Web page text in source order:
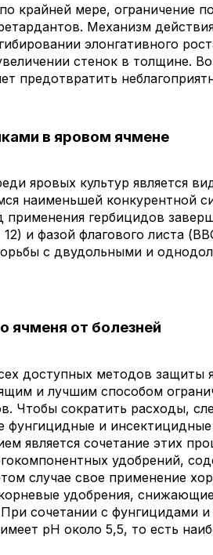
крайней мере, ограничение
Механизм
элонгативного
стенок в толщине.
предотвратить
в яровом ячмене
яровых культур является
наименьшей конкурентной
применения гербицидов
12) и фазой флагового листа
с двудольными и
ячменя от болезней
доступных методов защиты
и лучшим способом
Чтобы сократить расходы,
фунгицидные и
является сочетание этих
удобрений,
случае свое применение
удобрения,
сочетании с фунгицидами
рН около 5,5, то есть